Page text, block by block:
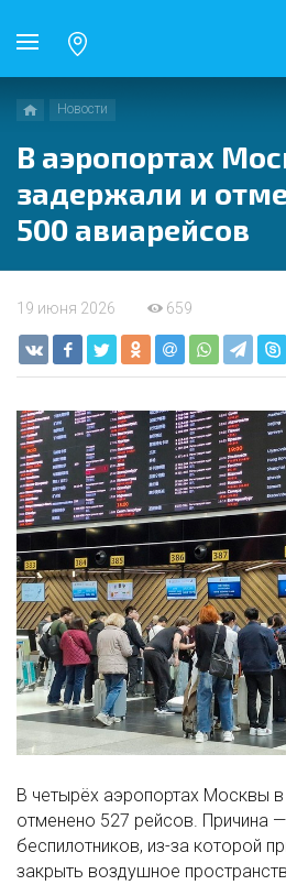
Новости
В аэропортах
задержали и
500 авиарейсов
19 июня 2026 659
В четырёх аэропортах Москвы
отменено 527 рейсов. Причина —
беспилотников, из-за которой
закрыть воздушное